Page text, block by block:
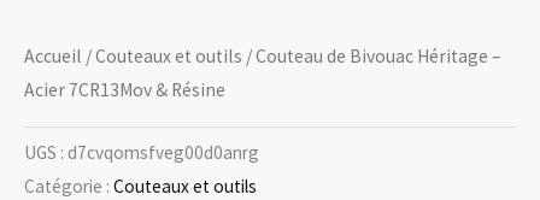
Accueil /Couteaux et outils / Couteau de Bivouac Héritage –
Acier 7CR13Mov & Résine
UGS : d7cvqomsfveg00d0anrg
Catégorie : Couteaux et outils